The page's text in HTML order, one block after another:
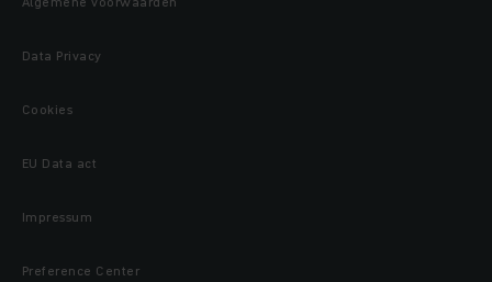
Data Privacy
Cookies
EU Data act
Impressum
Preference Center